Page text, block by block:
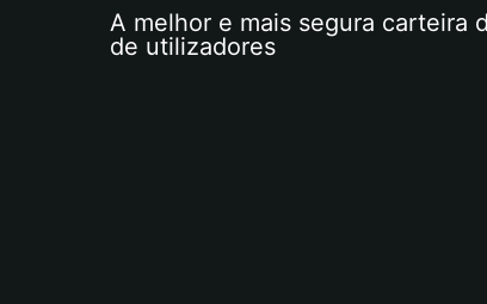
A melhor e mais segura carteira
de utilizadores